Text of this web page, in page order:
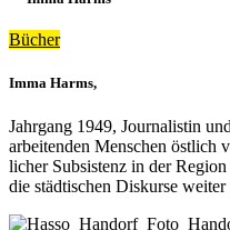
Bücher
Imma Harms,
Jahrgang 1949, Journalistin
arbeitenden Menschen östlich
licher Subsistenz in der
die städtischen Diskurse weiter